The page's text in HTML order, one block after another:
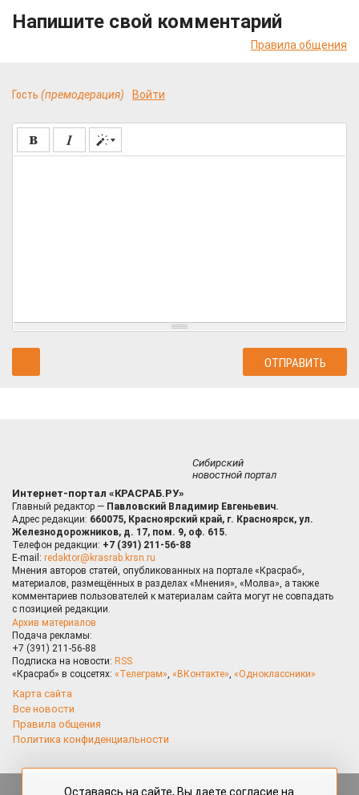
Напишите свой комментарий
Правила общения
Гость (премодерация) Войти
Сибирский
новостной портал
Интернет-портал «КРАСРАБ.РУ»
Главный редактор — Павловский Владимир Евгеньевич.
Адрес редакции: 660075, Красноярский край, г. Красноярск, ул.
Железнодорожников, д. 17, пом. 9, оф. 615.
Телефон редакции: +7 (391) 211-56-88
E-mail: redaktor@krasrab.krsn.ru
Мнения авторов статей, опубликованных на портале «Красраб»,
материалов, размещённых в разделах «Мнения», «Молва», а также
комментариев пользователей к материалам сайта могут не совпадать
с позицией редакции.
Архив материалов
Подача рекламы:
+7 (391) 211-56-88
Подписка на новости: RSS
«Красраб» в соцсетях: «Телеграм», «ВКонтакте», «Одноклассники»
Карта сайта
Все новости
Правила общения
Политика конфиденциальности
Оставаясь на сайте, Вы даете согласие на